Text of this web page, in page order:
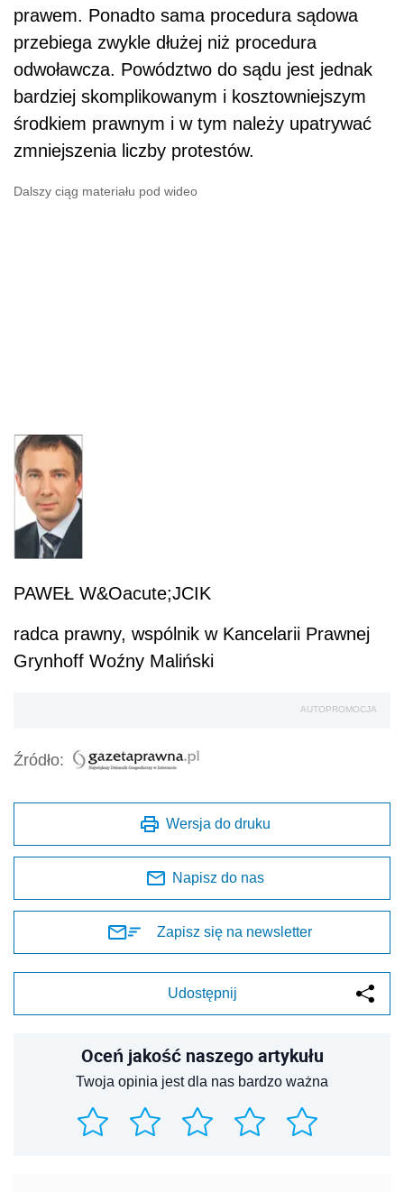
prawem. Ponadto sama procedura sądowa
przebiega zwykle dłużej niż procedura
odwoławcza. Powództwo do sądu jest jednak
bardziej skomplikowanym i kosztowniejszym
środkiem prawnym i w tym należy upatrywać
zmniejszenia liczby protestów.
Dalszy ciąg materiału pod wideo
PAWEŁ W&Oacute;JCIK
radca prawny, wspólnik w Kancelarii Prawnej
Grynhoff Woźny Maliński
AUTOPROMOCJA
Źródło:
Wersja do druku
Napisz do nas
Zapisz się na newsletter
Udostępnij
Oceń jakość naszego artykułu
Twoja opinia jest dla nas bardzo ważna